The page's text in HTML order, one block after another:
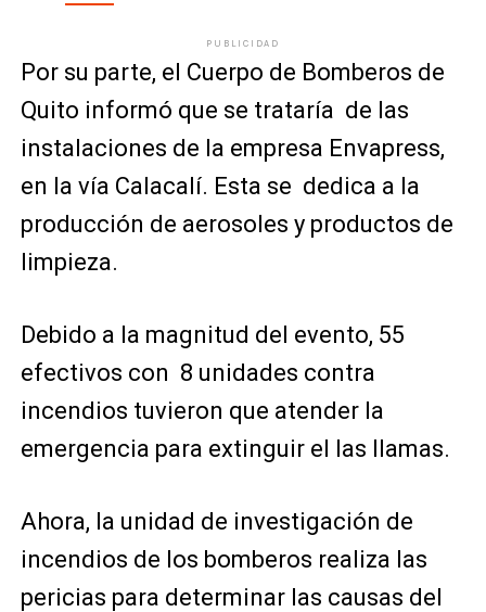
PUBLICIDAD
Por su parte, el Cuerpo de Bomberos de
Quito informó que se trataría de las
instalaciones de la empresa Envapress,
en la vía Calacalí. Esta se dedica a la
producción de aerosoles y productos de
limpieza.
Debido a la magnitud del evento, 55
efectivos con 8 unidades contra
incendios tuvieron que atender la
emergencia para extinguir el las llamas.
Ahora, la unidad de investigación de
incendios de los bomberos realiza las
pericias para determinar las causas del